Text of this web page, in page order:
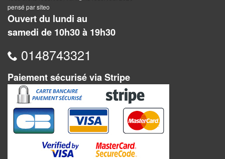
société
Jeux
de
cartes
à
Collectionner
(TCG)
Les
Classiques
pensé par siteo
Ouvert du lundi au
samedi de 10h30 à 19h30
0148743321
Paiement sécurisé via Stripe